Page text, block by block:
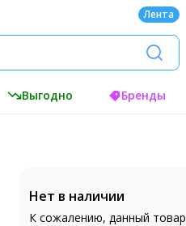
Лента
Выгодно Бренды
Нет в наличии
К сожалению, данный товар